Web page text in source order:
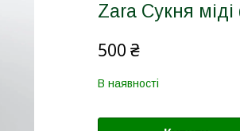
Zara Сукня
500 ₴
В наявності